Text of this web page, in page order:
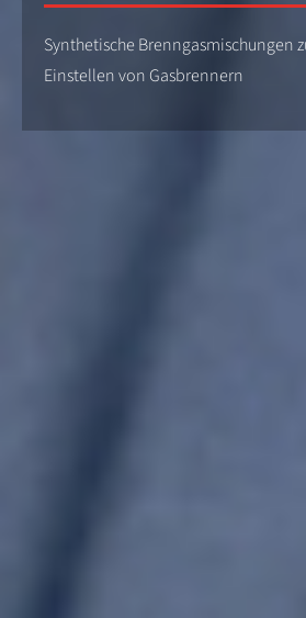
Synthetische Brenngasmischungen
Einstellen von Gasbrennern